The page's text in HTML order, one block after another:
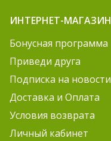
ИНТЕРНЕТ-МАГАЗИН
Бонусная программа
Приведи друга
Подписка на новости
Доставка и Оплата
Условия возврата
Личный кабинет